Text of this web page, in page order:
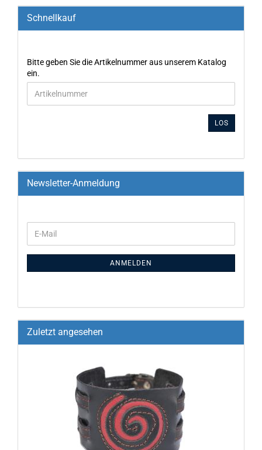
Schnellkauf
Bitte geben Sie die Artikelnummer aus unserem Katalog
ein.
LOS
Newsletter-Anmeldung
ANMELDEN
Zuletzt angesehen